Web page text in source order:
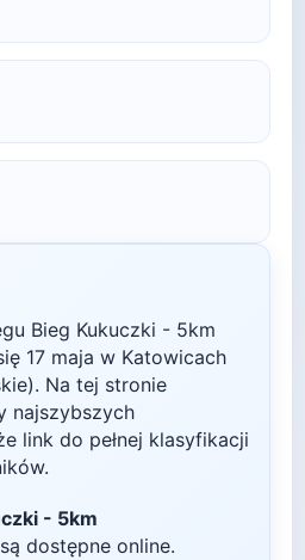
Bieg Kukuczki - 5km
17 maja w Katowicach
. Na tej stronie
najszybszych
link do pełnej klasyfikacji
- 5km
dostępne online.